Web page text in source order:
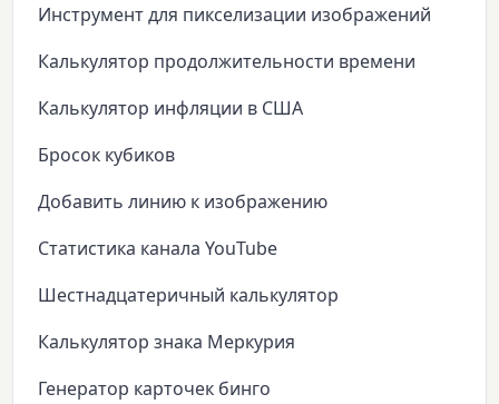
Инструмент для пикселизации изображений
Калькулятор продолжительности времени
Калькулятор инфляции в США
Бросок кубиков
Добавить линию к изображению
Статистика канала YouTube
Шестнадцатеричный калькулятор
Калькулятор знака Меркурия
Генератор карточек бинго